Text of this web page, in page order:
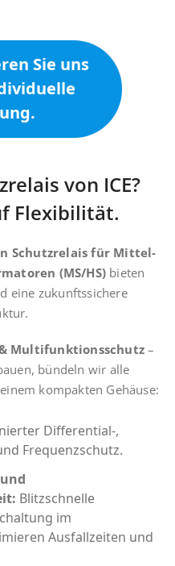
Sie uns
von ICE?
Flexibilität.
Schutzrelais für Mittel-
(MS/HS) bieten
eine zukunftssichere
& Multifunktionsschutz–
bündeln wir alle
kompakten Gehäuse:
Differential-,
Frequenzschutz.
Blitzschnelle
im
Ausfallzeiten und